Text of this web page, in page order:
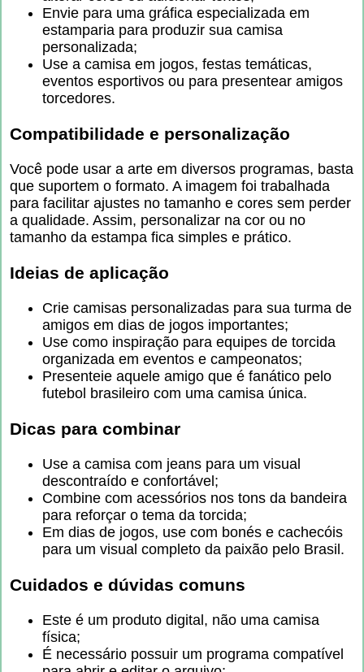
Envie para uma gráfica especializada em
estamparia para produzir sua camisa
personalizada;
Use a camisa em jogos, festas temáticas,
eventos esportivos ou para presentear amigos
torcedores.
Compatibilidade e personalização
Você pode usar a arte em diversos programas, basta
que suportem o formato. A imagem foi trabalhada
para facilitar ajustes no tamanho e cores sem perder
a qualidade. Assim, personalizar na cor ou no
tamanho da estampa fica simples e prático.
Ideias de aplicação
Crie camisas personalizadas para sua turma de
amigos em dias de jogos importantes;
Use como inspiração para equipes de torcida
organizada em eventos e campeonatos;
Presenteie aquele amigo que é fanático pelo
futebol brasileiro com uma camisa única.
Dicas para combinar
Use a camisa com jeans para um visual
descontraído e confortável;
Combine com acessórios nos tons da bandeira
para reforçar o tema da torcida;
Em dias de jogos, use com bonés e cachecóis
para um visual completo da paixão pelo Brasil.
Cuidados e dúvidas comuns
Este é um produto digital, não uma camisa
física;
É necessário possuir um programa compatível